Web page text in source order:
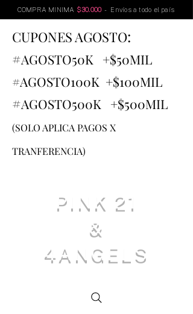
COMPRA MINIMA $30.000 - Envíos a todo el país
CUPONES AGOSTO:
#AGOSTO50K +$50MIL
#AGOSTO100K +$100MIL
#AGOSTO500K +$500MIL
(SOLO APLICA PAGOS X
TRANFERENCIA)
PINK 21
&
4ANGELS